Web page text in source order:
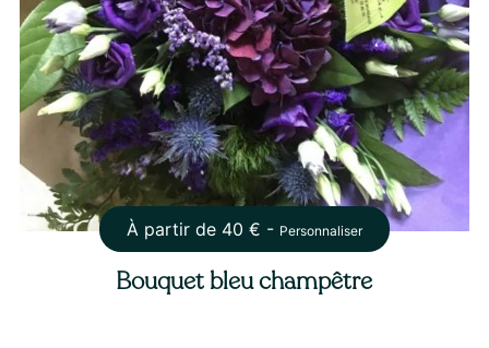
À partir de 40 € - Personnaliser
Bouquet bleu champêtre